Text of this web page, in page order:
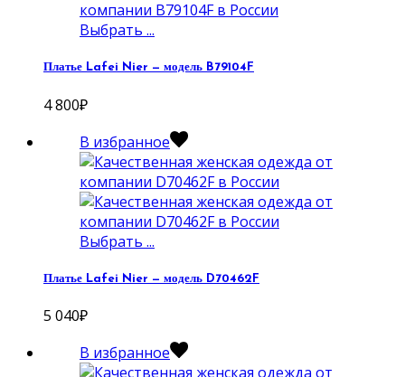
Выбрать ...
Платье Lafei Nier — модель B79104F
4 800₽
В избранное
Выбрать ...
Платье Lafei Nier — модель D70462F
5 040₽
В избранное